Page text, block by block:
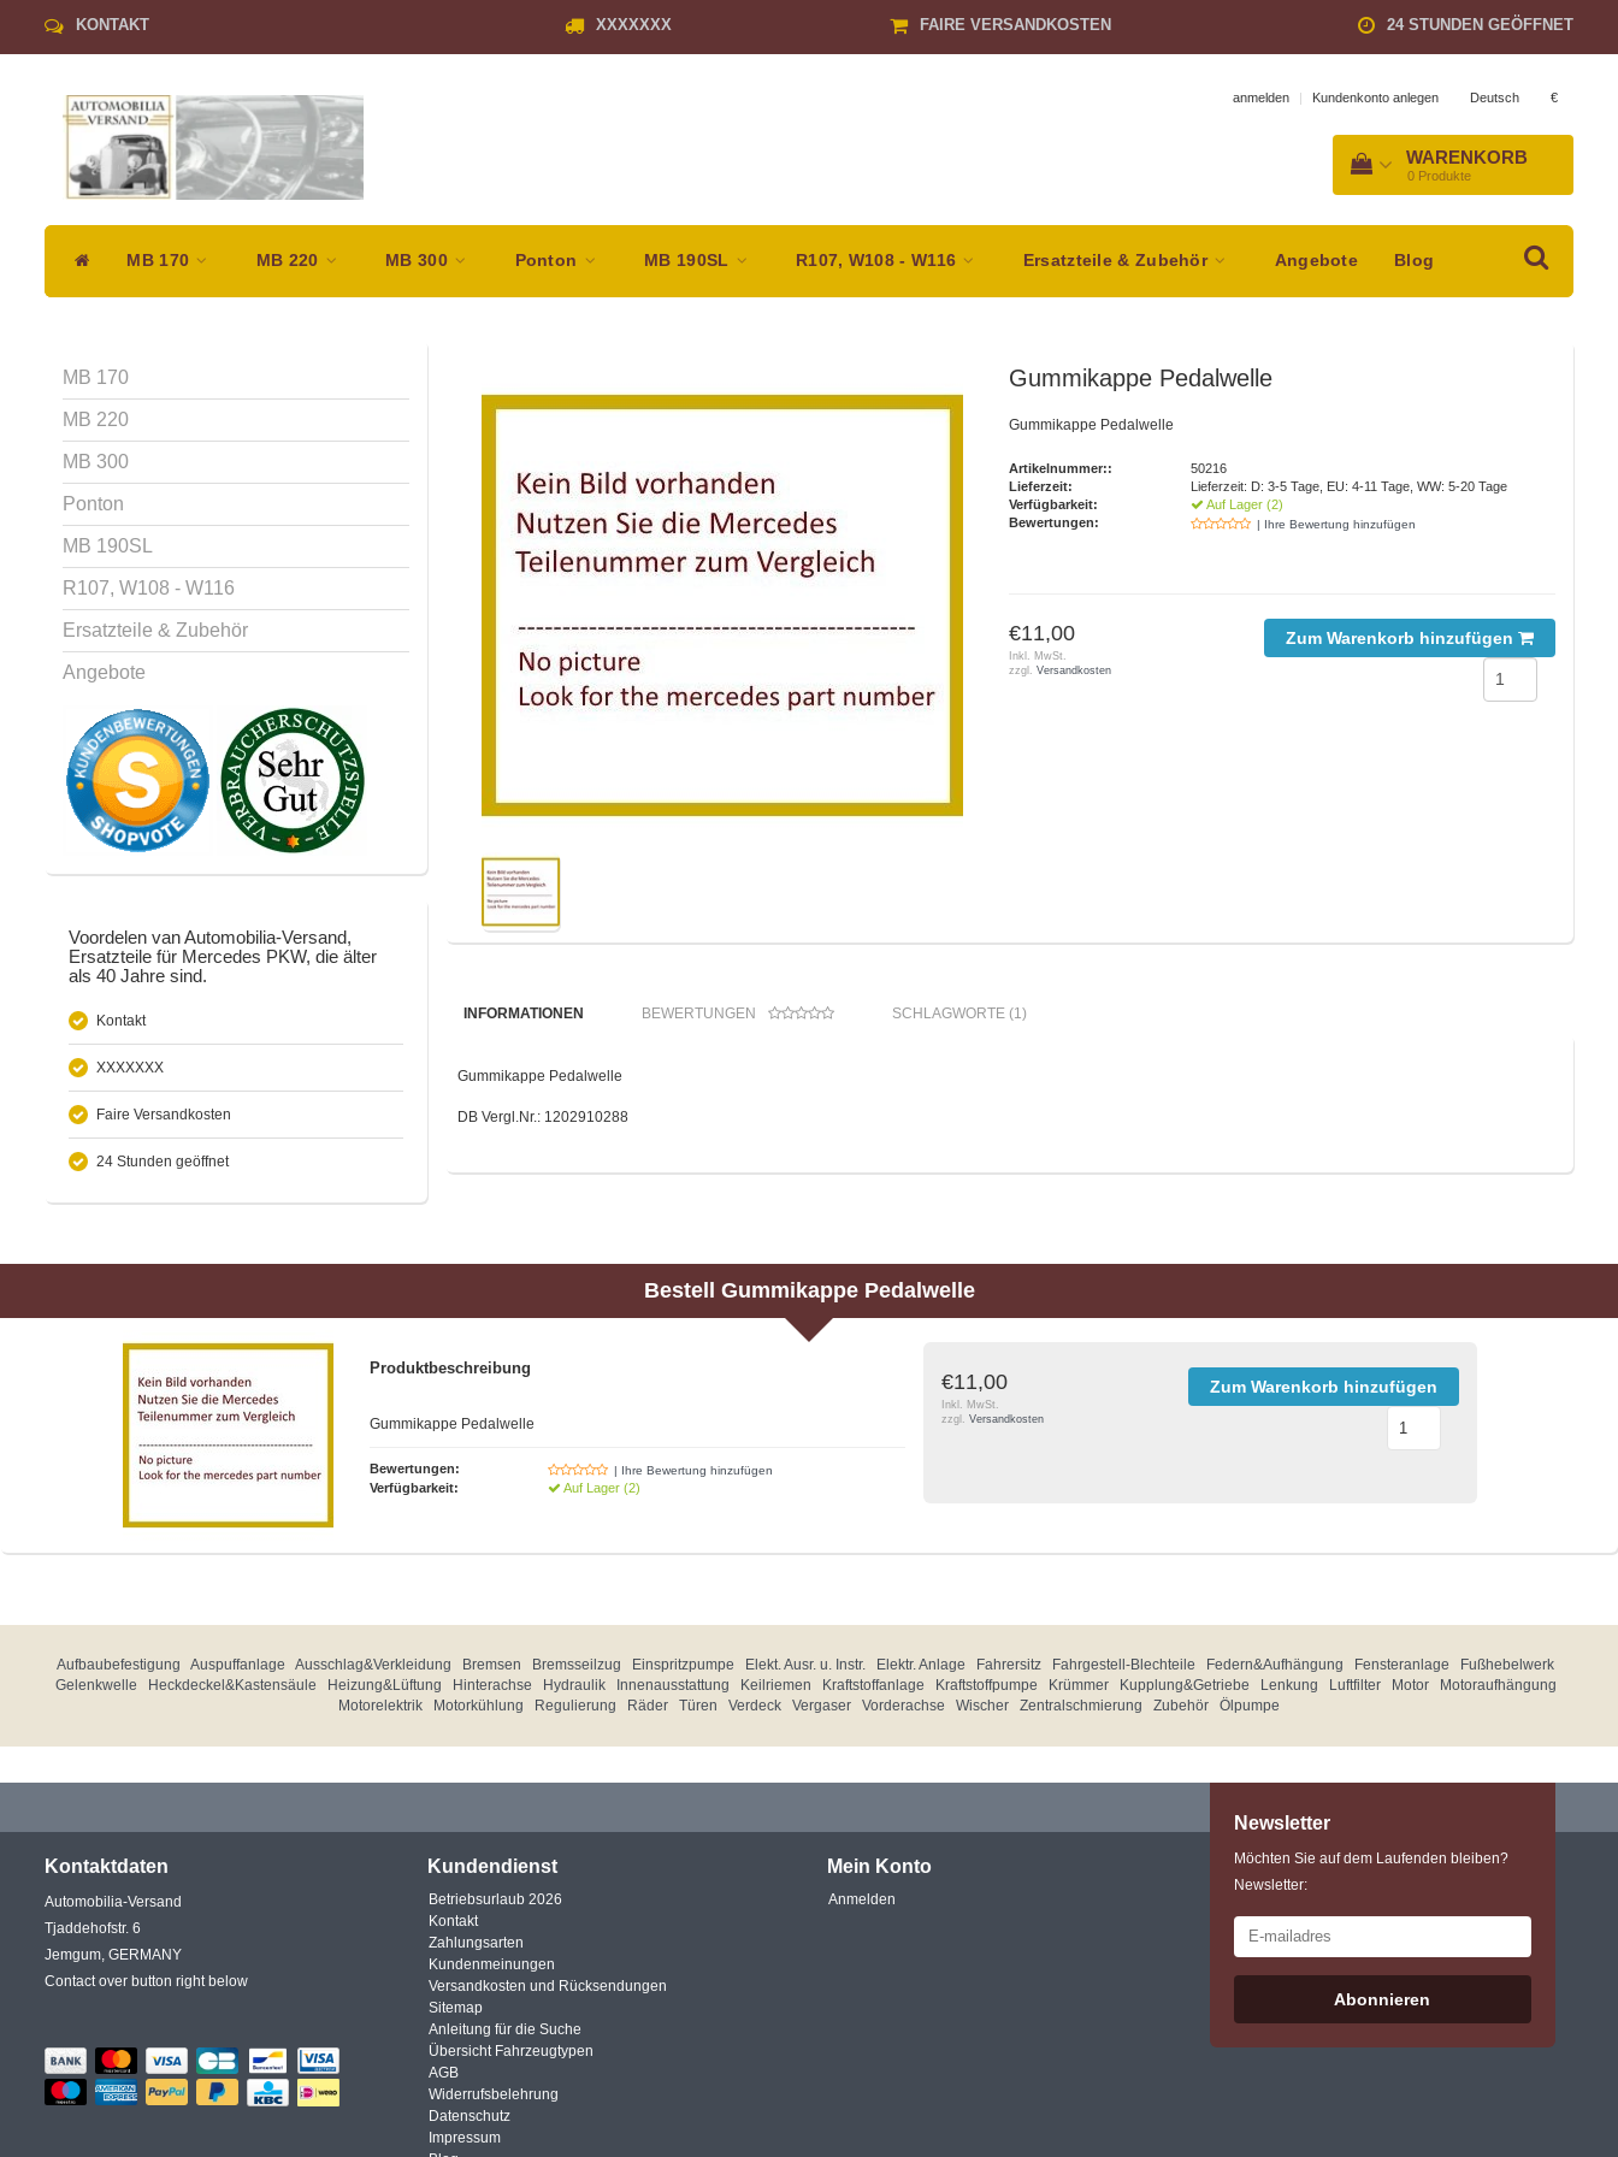
KONTAKT XXXXXXX FAIRE VERSANDKOSTEN 24 STUNDEN GEÖFFNET
anmelden | Kundenkonto anlegen Deutsch €
WARENKORB
0 Produkte
MB 170 MB 220 MB 300 Ponton MB 190SL R107, W108 - W116 Ersatzteile & Zubehör Angebote Blog
MB 170
MB 220
MB 300
Ponton
MB 190SL
R107, W108 - W116
Ersatzteile & Zubehör
Angebote
Voordelen van Automobilia-Versand,
Ersatzteile für Mercedes PKW, die älter
als 40 Jahre sind.
Kontakt
XXXXXXX
Faire Versandkosten
24 Stunden geöffnet
Gummikappe Pedalwelle
Gummikappe Pedalwelle
Artikelnummer::
50216
Lieferzeit:
Lieferzeit: D: 3-5 Tage, EU: 4-11 Tage, WW: 5-20 Tage
Verfügbarkeit:
Auf Lager (2)
Bewertungen:
| Ihre Bewertung hinzufügen
€11,00
Inkl. MwSt.
zzgl.Versandkosten
Zum Warenkorb hinzufügen
INFORMATIONEN BEWERTUNGEN SCHLAGWORTE (1)
Gummikappe Pedalwelle
DB Vergl.Nr.: 1202910288
Bestell Gummikappe Pedalwelle
Produktbeschreibung
Gummikappe Pedalwelle
Bewertungen: | Ihre Bewertung hinzufügen
Verfügbarkeit: Auf Lager (2)
€11,00
Inkl. MwSt.
zzgl. Versandkosten
Zum Warenkorb hinzufügen
Aufbaubefestigung Auspuffanlage Ausschlag&Verkleidung Bremsen Bremsseilzug Einspritzpumpe Elekt. Ausr. u. Instr. Elektr. Anlage Fahrersitz Fahrgestell-Blechteile Federn&Aufhängung Fensteranlage
Fußhebelwerk
Gelenkwelle
Heckdeckel&Kastensäule Heizung&Lüftung Hinterachse Hydraulik Innenausstattung Keilriemen Kraftstoffanlage Kraftstoffpumpe Krümmer Kupplung&Getriebe Lenkung Luftfilter Motor
Motoraufhängung
Motorelektrik
Motorkühlung Regulierung Räder Türen Verdeck Vergaser Vorderachse Wischer Zentralschmierung Zubehör Ölpumpe
Kontaktdaten
Automobilia-Versand
Tjaddehofstr. 6
Jemgum, GERMANY
Contact over button right below
Kundendienst
Betriebsurlaub 2026
Kontakt
Zahlungsarten
Kundenmeinungen
Versandkosten und Rücksendungen
Sitemap
Anleitung für die Suche
Übersicht Fahrzeugtypen
AGB
Widerrufsbelehrung
Datenschutz
Impressum
Mein Konto
Anmelden
Newsletter
Möchten Sie auf dem Laufenden bleiben?
Newsletter:
Abonnieren